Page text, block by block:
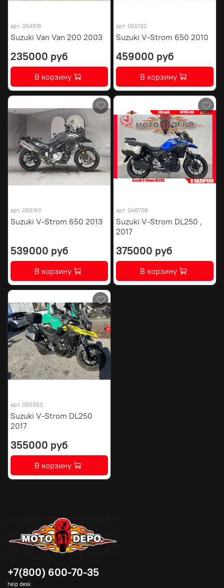
арт. 054816
Suzuki Van Van 200 2003
235000 руб
В корзину
арт. 055132
Suzuki V-Strom 650 2010
459000 руб
В корзину
арт. 056160
Suzuki V-Strom 650 2013
539000 руб
В корзину
арт. 048709
Suzuki V-Strom DL250 ,
2017
375000 руб
В корзину
арт. 055350
Suzuki V-Strom DL250
2017
355000 руб
В корзину
+7(800) 600-70-35
help desk